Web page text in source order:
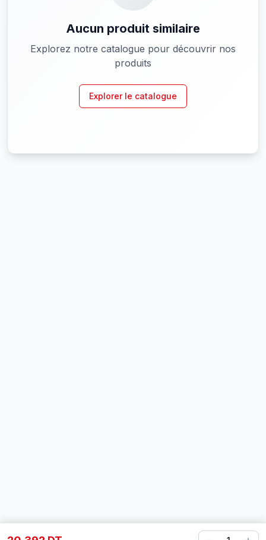
Aucun produit similaire
Explorez notre catalogue pour découvrir nos
produits
Explorer le catalogue